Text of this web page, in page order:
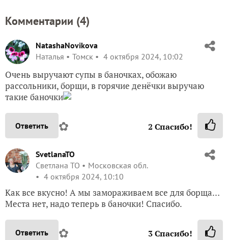
Комментарии (4)
NatashaNovikova
Наталья
Томск 4 октября 2024, 10:02
Очень выручают супы в баночках, обожаю
рассольники, борщи, в горячие денёчки выручаю
такие баночки
Ответить ✿ 2 Спасибо!
SvetlanaTO
Светлана ТО
Московская обл.
4 октября 2024, 10:10
Как все вкусно! А мы замораживаем все для борща…
Места нет, надо теперь в баночки! Спасибо.
Ответить ✿ 3Спасибо!